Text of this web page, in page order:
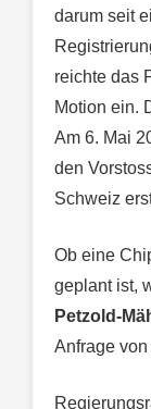
darum seit
reichte das
Motion ein.
Am 6. Mai
den
Schweiz
Ob eine
geplant ist,
Petzold-
Anfrage